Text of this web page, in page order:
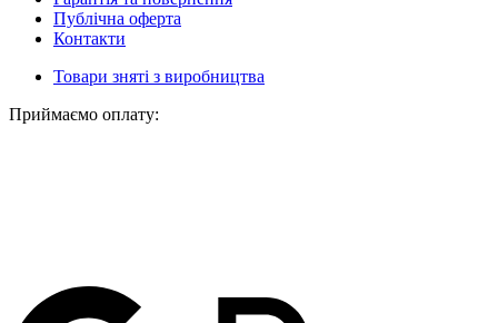
Публічна оферта
Контакти
Товари зняті з виробництва
Приймаємо оплату: